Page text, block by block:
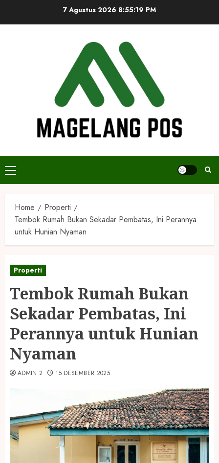
7 Agustus 2026 8:55:20 PM
Primary
Menu
Home
Properti
Tembok Rumah Bukan Sekadar Pembatas, Ini Perannya
untuk Hunian Nyaman
Properti
Tembok Rumah Bukan
Sekadar Pembatas, Ini
Perannya untuk Hunian
Nyaman
ADMIN 2 15 DESEMBER 2025